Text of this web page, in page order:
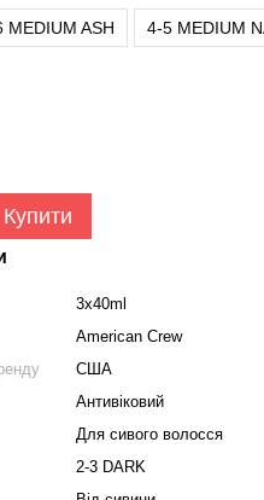
MEDIUM ASH 4-5 MEDIUM
Купити
3x40ml
American Crew
США
Антивіковий
Для сивого волосся
2-3 DARK